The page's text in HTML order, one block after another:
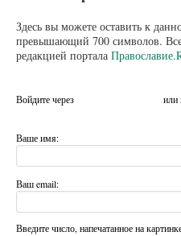
Здесь вы можете оставить к
превышающий 700 символов.
редакцией портала
Войдите через или
Ваше имя:
Ваш email:
Введите число, напечатанное на